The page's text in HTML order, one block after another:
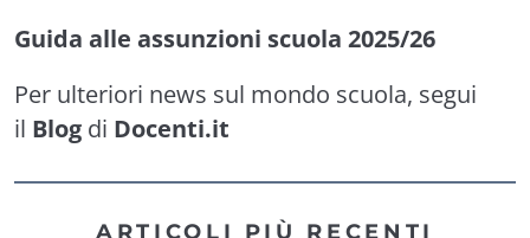
Guida alle assunzioni scuola 2025/26
Per ulteriori news sul mondo scuola, segui
il Blog di Docenti.it
ARTICOLI PIÙ RECENTI